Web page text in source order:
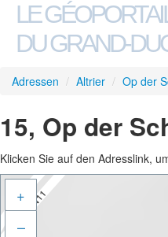
LE
DU GRAND-
Adressen / Altrier / Op der
15, Op der
Klicken Sie auf den Adresslink,
+
–